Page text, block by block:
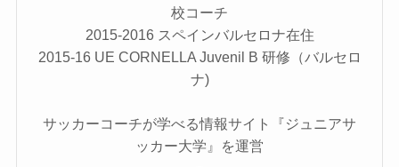
校コーチ
2015-2016 スペインバルセロナ在住
2015-16 UE CORNELLA Juvenil B 研修（バルセロ
ナ)
サッカーコーチが学べる情報サイト『ジュニアサ
ッカー大学』を運営